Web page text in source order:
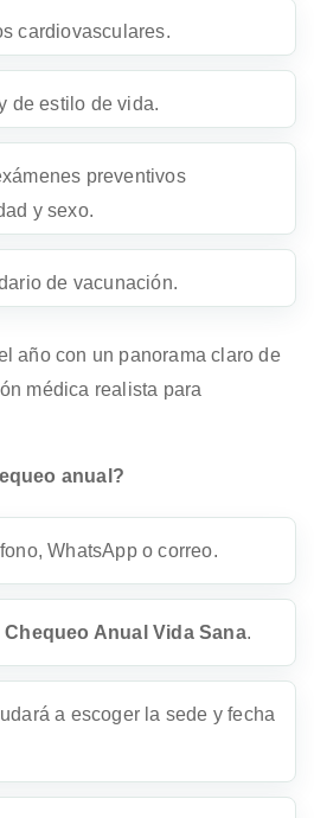
cardiovasculares.
de estilo de vida.
preventivos
y sexo.
de vacunación.
año con un panorama claro de
médica realista para
anual?
WhatsApp o correo.
Chequeo Anual Vida Sana.
a escoger la sede y fecha